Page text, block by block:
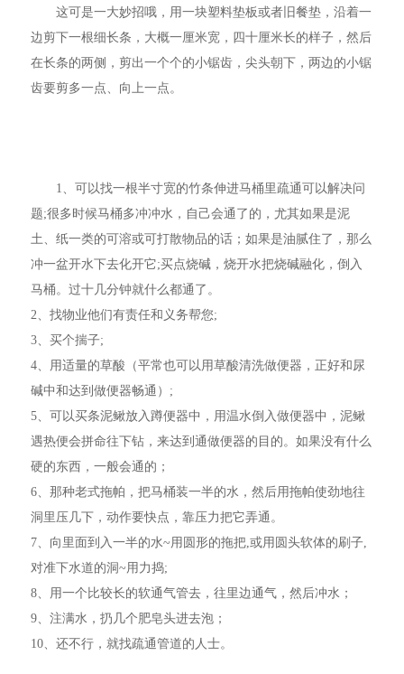
这可是一大妙招哦，用一块塑料垫板或者旧餐垫，沿着一
边剪下一根细长条，大概一厘米宽，四十厘米长的样子，然后
在长条的两侧，剪出一个个的小锯齿，尖头朝下，两边的小锯
齿要剪多一点、向上一点。
1、可以找一根半寸宽的竹条伸进马桶里疏通可以解决问
题;很多时候马桶多冲冲水，自己会通了的，尤其如果是泥
土、纸一类的可溶或可打散物品的话；如果是油腻住了，那么
冲一盆开水下去化开它;买点烧碱，烧开水把烧碱融化，倒入
马桶。过十几分钟就什么都通了。
2、找物业他们有责任和义务帮您;
3、买个揣子;
4、用适量的草酸（平常也可以用草酸清洗做便器，正好和尿
碱中和达到做便器畅通）;
5、可以买条泥鳅放入蹲便器中，用温水倒入做便器中，泥鳅
遇热便会拼命往下钻，来达到通做便器的目的。如果没有什么
硬的东西，一般会通的；
6、那种老式拖帕，把马桶装一半的水，然后用拖帕使劲地往
洞里压几下，动作要快点，靠压力把它弄通。
7、向里面到入一半的水~用圆形的拖把,或用圆头软体的刷子,
对准下水道的洞~用力捣;
8、用一个比较长的软通气管去，往里边通气，然后冲水；
9、注满水，扔几个肥皂头进去泡；
10、还不行，就找疏通管道的人士。